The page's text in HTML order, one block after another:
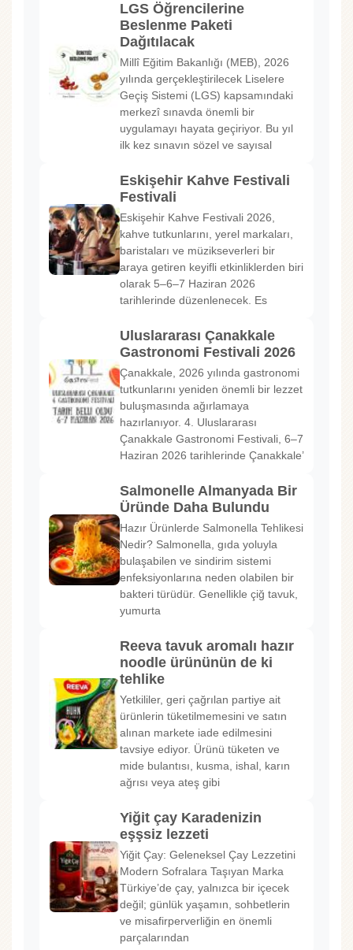
LGS Öğrencilerine
Beslenme Paketi
Dağıtılacak
Millî Eğitim Bakanlığı (MEB), 2026
yılında gerçekleştirilecek Liselere
Geçiş Sistemi (LGS) kapsamındaki
merkezî sınavda önemli bir
uygulamayı hayata geçiriyor. Bu yıl
ilk kez sınavın sözel ve sayısal
Eskişehir Kahve Festivali
Festivali
Eskişehir Kahve Festivali 2026,
kahve tutkunlarını, yerel markaları,
baristaları ve müzikseverleri bir
araya getiren keyifli etkinliklerden biri
olarak 5–6–7 Haziran 2026
tarihlerinde düzenlenecek. Es
Uluslararası Çanakkale
Gastronomi Festivali 2026
Çanakkale, 2026 yılında gastronomi
tutkunlarını yeniden önemli bir lezzet
buluşmasında ağırlamaya
hazırlanıyor. 4. Uluslararası
Çanakkale Gastronomi Festivali, 6–7
Haziran 2026 tarihlerinde Çanakkale’
Salmonelle Almanyada Bir
Üründe Daha Bulundu
Hazır Ürünlerde Salmonella Tehlikesi
Nedir? Salmonella, gıda yoluyla
bulaşabilen ve sindirim sistemi
enfeksiyonlarına neden olabilen bir
bakteri türüdür. Genellikle çiğ tavuk,
yumurta
Reeva tavuk aromalı hazır
noodle ürününün de ki
tehlike
Yetkililer, geri çağrılan partiye ait
ürünlerin tüketilmemesini ve satın
alınan markete iade edilmesini
tavsiye ediyor. Ürünü tüketen ve
mide bulantısı, kusma, ishal, karın
ağrısı veya ateş gibi
Yiğit çay Karadenizin
eşşsiz lezzeti
Yiğit Çay: Geleneksel Çay Lezzetini
Modern Sofralara Taşıyan Marka
Türkiye’de çay, yalnızca bir içecek
değil; günlük yaşamın, sohbetlerin
ve misafirperverliğin en önemli
parçalarından